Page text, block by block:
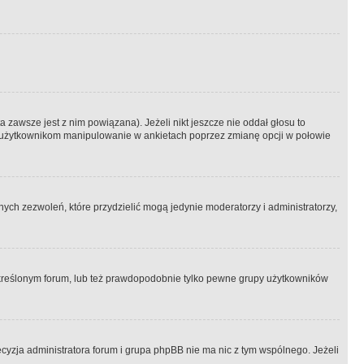
jest z nim powiązana). Jeżeli nikt jeszcze nie oddał głosu to
manipulowanie w ankietach poprzez zmianę opcji w połowie
zezwoleń, które przydzielić mogą jedynie moderatorzy i administratorzy,
forum, lub też prawdopodobnie tylko pewne grupy użytkowników
administratora forum i grupa phpBB nie ma nic z tym wspólnego. Jeżeli